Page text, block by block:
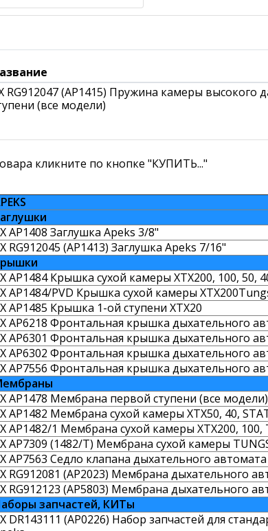
RG912047 (AP1415) Пружина камеры высокого
(все модели)
кликните по кнопке "КУПИТЬ..."
AP1408 Заглушка Apeks 3/8"
RG912045 (AP1413) Заглушка Apeks 7/16"
AP1484 Крышка сухой камеры XTX200, 100, 50,
AP1484/PVD Крышка сухой камеры
AP1485 Крышка 1-ой ступени XTX20
AP6218 Фронтальная крышка дыхательного
AP6301 Фронтальная крышка дыхательного
AP6302 Фронтальная крышка дыхательного
AP7556 Фронтальная крышка дыхательного
AP1478 Мембрана первой ступени (все модели)
AP1482 Мембрана сухой камеры XTX50, 40,
AP1482/1 Мембрана сухой камеры XTX200, 100,
AP7309 (1482/T) Мембрана сухой камеры
AP7563 Седло клапана дыхательного
RG912081 (AP2023) Мембрана дыхательного
RG912123 (AP5803) Мембрана дыхательного
запчастей, КИТы
DR143111 (AP0226) Набор запчастей для